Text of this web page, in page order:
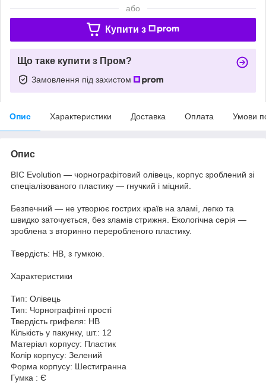
або
Купити з
Що таке купити з Пром?
Замовлення під захистом
Опис Характеристики Доставка Оплата Умови
Опис
BIC Evolution — чорнографітовий олівець, корпус зроблений зі
спеціалізованого пластику — гнучкий і міцний.
Безпечний — не утворює гострих країв на зламі, легко та
швидко заточується, без зламів стрижня. Екологічна серія —
зроблена з вторинно переробленого пластику.
Твердість: НВ, з гумкою.
Характеристики
Тип: Олівець
Тип: Чорнографітні прості
Твердість грифеля: HB
Кількість у пакунку, шт.: 12
Матеріал корпусу: Пластик
Колір корпусу: Зелений
Форма корпусу: Шестигранна
Гумка : Є